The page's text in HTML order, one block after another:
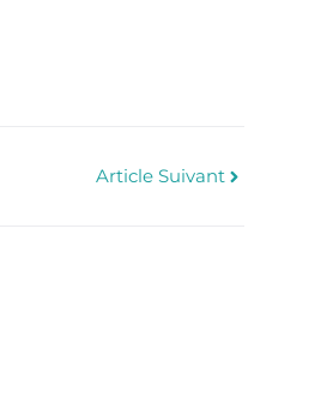
Article Suivant